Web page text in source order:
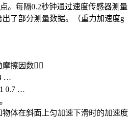
。每隔0.2秒钟通过速度传感器测量
了部分测量数据。（重力加速度g
擦因数；
…
0.7 …
体在斜面上匀加速下滑时的加速度